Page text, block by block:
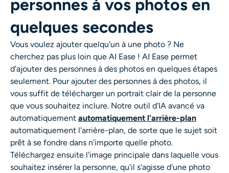
Générateur de tirs à la tête IA
Créateur de photos d’identité
Outils vidéo
Effets vidéo
Amplificateur vidéo
Suppression de filigrane vidéo
personnes à vos photos en
quelques secondes
Vous voulez ajouter quelqu'un à une photo ? Ne
cherchez pas plus loin que AI Ease ! AI Ease permet
d'ajouter des personnes à des photos en quelques étapes
seulement. Pour ajouter des personnes à des photos, il
vous suffit de télécharger un portrait clair de la personne
que vous souhaitez inclure. Notre outil d'IA avancé va
automatiquement automatiquement l'arrière-plan
automatiquement l'arrière-plan, de sorte que le sujet soit
prêt à se fondre dans n'importe quelle photo.
Téléchargez ensuite l'image principale dans laquelle vous
souhaitez insérer la personne, qu'il s'agisse d'une photo